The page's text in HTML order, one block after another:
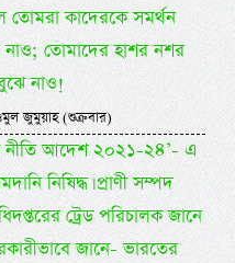
তোমরা কাদেরকে সমর্থন
তোমাদের হাশর নশর
নাও!
জুমুয়াহ (শুক্রবার)
নীতি আদেশ ২০২১-২৪’- এ
নিষিদ্ধ। প্রাণী সম্পদ
ট্রেড পরিচালক জানে
জানে- ভারতের